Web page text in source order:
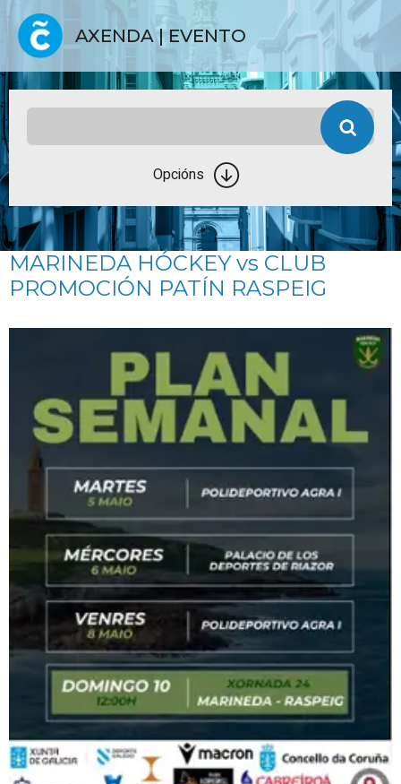
AXENDA | EVENTO
Opcións
MARINEDA HÓCKEY vs CLUB
PROMOCIÓN PATÍN RASPEIG